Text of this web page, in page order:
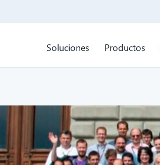
Soluciones Productos